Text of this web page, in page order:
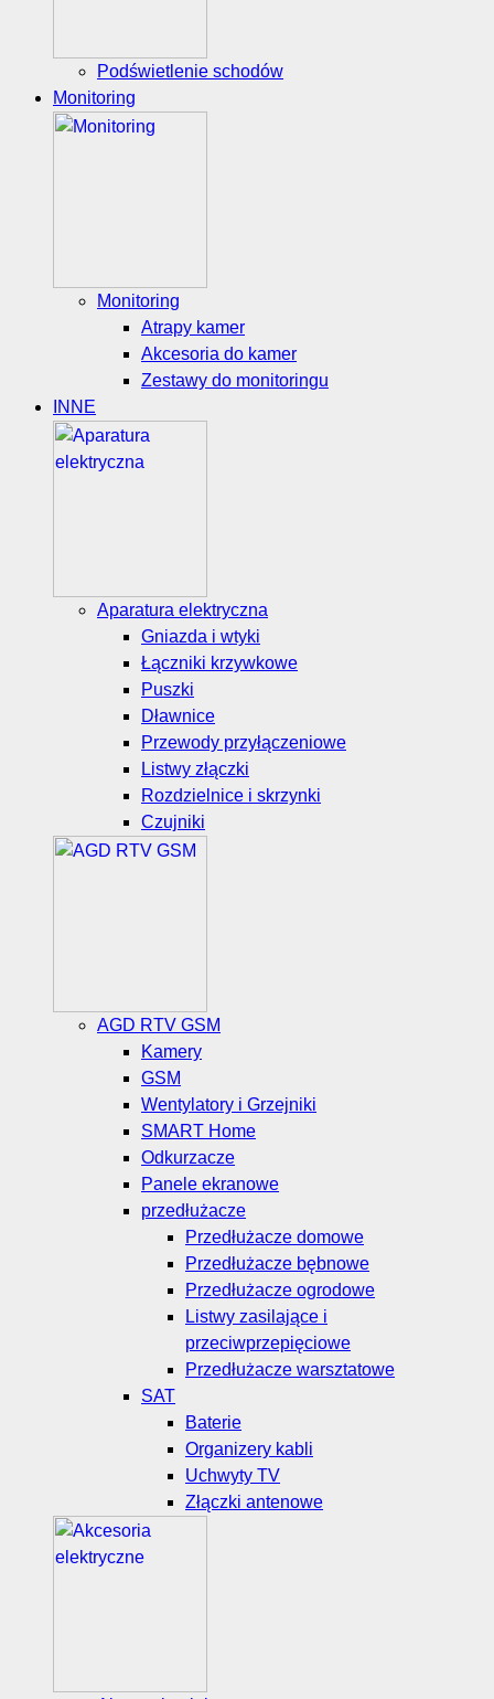
Podświetlenie schodów
Monitoring
Monitoring
Atrapy kamer
Akcesoria do kamer
Zestawy do monitoringu
INNE
Aparatura elektryczna
Gniazda i wtyki
Łączniki krzywkowe
Puszki
Dławnice
Przewody przyłączeniowe
Listwy złączki
Rozdzielnice i skrzynki
Czujniki
AGD RTV GSM
Kamery
GSM
Wentylatory i Grzejniki
SMART Home
Odkurzacze
Panele ekranowe
przedłużacze
Przedłużacze domowe
Przedłużacze bębnowe
Przedłużacze ogrodowe
Listwy zasilające i
przeciwprzepięciowe
Przedłużacze warsztatowe
SAT
Baterie
Organizery kabli
Uchwyty TV
Złączki antenowe